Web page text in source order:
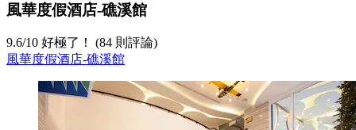
風華度假酒店-礁溪館
9.6/10 好極了！ (84 則評論)
風華度假酒店-礁溪館